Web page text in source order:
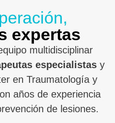
expertas
multidisciplinar
especialistasy
en Traumatología y
años de experiencia
de lesiones.